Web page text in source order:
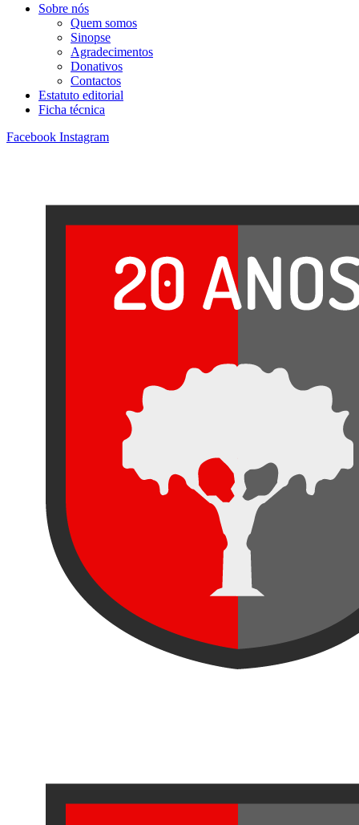
Sobre nós
Quem somos
Sinopse
Agradecimentos
Donativos
Contactos
Estatuto editorial
Ficha técnica
Facebook Instagram